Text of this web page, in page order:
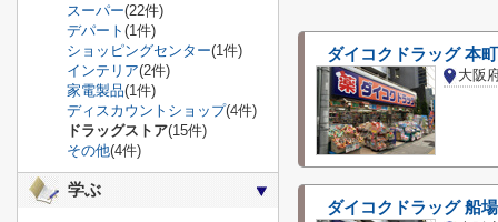
ダイコクドラッグ 本
ダイコクドラッグ 船
スーパー(22件)
デパート (1件)
ショッピングセンター(1件)
インテリア(2件)
家電製品(1件)
ディスカウントショップ(4件)
ドラッグストア(15件)
その他(4件)
学ぶ